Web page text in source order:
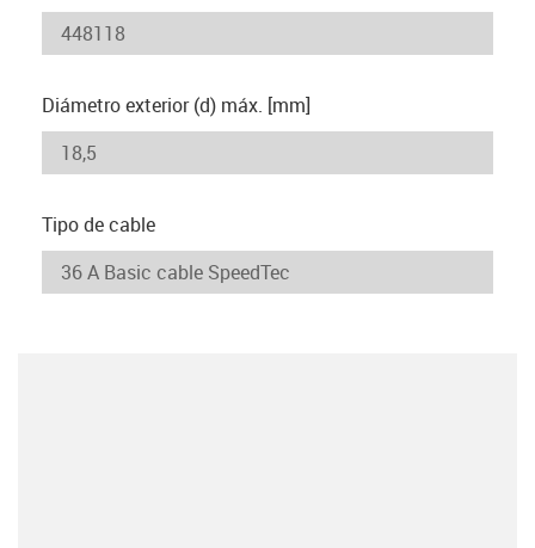
Diámetro exterior (d) máx. [mm]
Tipo de cable